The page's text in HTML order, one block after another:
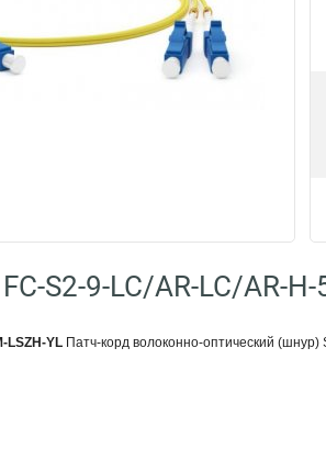
S2-9-LC/AR-LC/AR-H-
LSZH-YL Патч-корд волоконно-оптический